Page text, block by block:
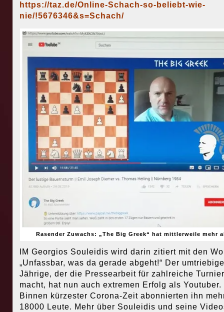
https://taz.de/Online-Schach-so-beliebt-wie-
nie/!5676346&s=Schach/
Rasender Zuwachs: „The Big Greek“ hat mittlerweile mehr
IM Georgios Souleidis wird darin zitiert mit den
„Unfassbar, was da gerade abgeht!“ Der
Jährige, der die Pressearbeit für zahlreiche
macht, hat nun auch extremen Erfolg als Youtuber.
Binnen kürzester Corona-Zeit abonnierten ihn
18000 Leute. Mehr über Souleidis und seine